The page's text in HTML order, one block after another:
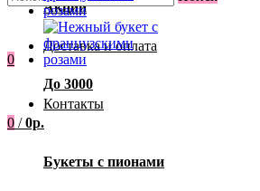
Акции
До 3000
Букеты с пионами
Доставка и оплата
Контакты
0
0 / 0р.